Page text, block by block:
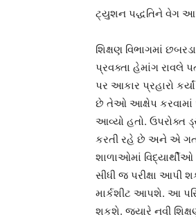
ટ્યુશન પદ્ધતિને વેગ
શિક્ષણ વિભાગમાં
પ્રવક્તા હેમાંગ રાવલે
પર આકાર પ્રહારો
છે તેઓ આક્ષેપ કરવામાં
આવ્યો હતો. ઉપરોક્ત
કરતી રહે છે અને એ
શાળાઓમાં
સીધી જ પરીક્ષા આપી
માર્કશીટ આપશે. આ
શકશે. જ્યારે નવી